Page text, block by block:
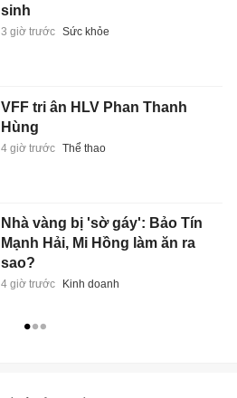
sinh
3 giờ trước Sức khỏe
VFF tri ân HLV Phan Thanh
Hùng
4 giờ trước Thể thao
Nhà vàng bị 'sờ gáy': Bảo Tín
Mạnh Hải, Mi Hồng làm ăn ra
sao?
4 giờ trước Kinh doanh